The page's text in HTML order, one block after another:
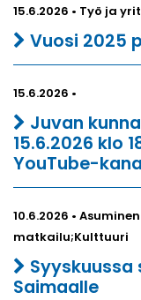
15.6.2026 • Työ ja
Vuosi 2025
15.6.2026 •
Juvan
15.6.2026 klo
YouTube-
10.6.2026 •
matkailu;Kulttuuri
Saimaalle